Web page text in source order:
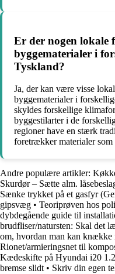
Er der nogen lokale
byggematerialer i
Tyskland?
Ja, der kan være visse
byggematerialer i
skyldes forskellige
byggestilarter i de
regioner have en stærk
foretrækker materialer som
Andre populære artikler:
Skurdør – Sætte alm.
Sænke trykket på et gasfyr
gipsvæg • Teoriprøven hos
dybdegående guide til
brudfliser/natursten: Skal det
om, hvordan man kan knække
Rionet/armieringsnet til
Kædeskifte på Hyundai i20
bremse slidt • Skriv din egen